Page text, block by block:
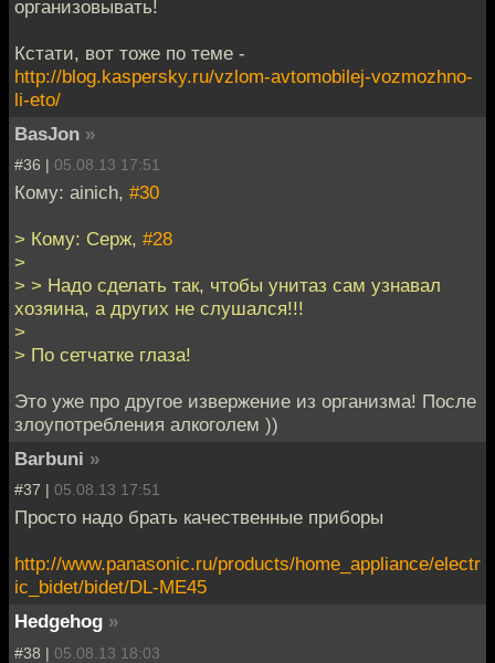
организовывать!
Кстати, вот тоже по теме -
http://blog.kaspersky.ru/vzlom-avtomobilej-vozmozhno-
li-eto/
BasJon »
#36 | 05.08.13 17:51
Кому: ainich, #30
> Кому: Серж, #28
>
> > Надо сделать так, чтобы унитаз сам узнавал
хозяина, а других не слушался!!!
>
> По сетчатке глаза!
Это уже про другое извержение из организма! После
злоупотребления алкоголем ))
Barbuni »
#37 | 05.08.13 17:51
Просто надо брать качественные приборы
http://www.panasonic.ru/products/home_appliance/electr
ic_bidet/bidet/DL-ME45
Hedgehog »
#38 | 05.08.13 18:03